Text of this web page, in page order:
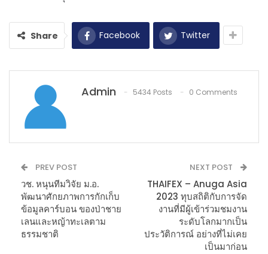
Share Facebook Twitter
Admin 5434 Posts 0 Comments
PREV POST
วช. หนุนทีมวิจัย ม.อ.
พัฒนาศักยภาพการกักเก็บ
ข้อมูลคาร์บอน ของป่าชาย
เลนและหญ้าทะเลตาม
ธรรมชาติ
NEXT POST
THAIFEX – Anuga Asia
2023 ทุบสถิติกับการจัด
งานที่มีผู้เข้าร่วมชมงาน
ระดับโลกมากเป็น
ประวัติการณ์ อย่างที่ไม่เคย
เป็นมาก่อน